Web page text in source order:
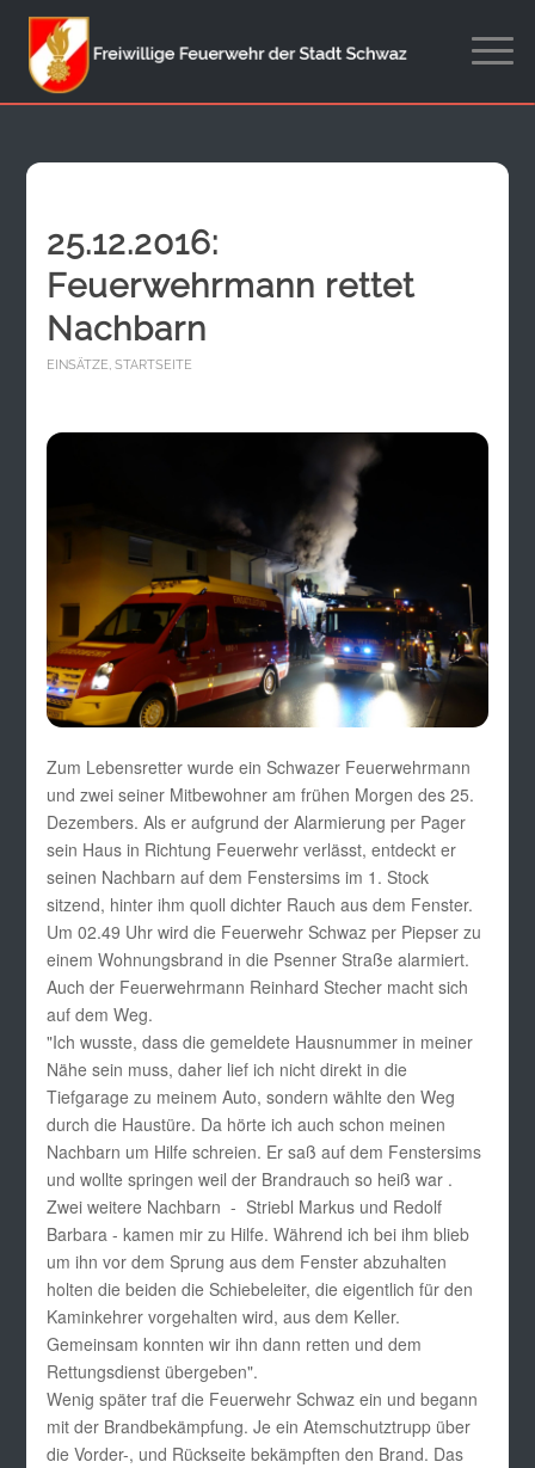
25.12.2016:
Feuerwehrmann rettet
Nachbarn
EINSÄTZE, STARTSEITE
Zum Lebensretter wurde ein Schwazer Feuerwehrmann
und zwei seiner Mitbewohner am frühen Morgen des 25.
Dezembers. Als er aufgrund der Alarmierung per Pager
sein Haus in Richtung Feuerwehr verlässt, entdeckt er
seinen Nachbarn auf dem Fenstersims im 1. Stock
sitzend, hinter ihm quoll dichter Rauch aus dem Fenster.
Um 02.49 Uhr wird die Feuerwehr Schwaz per Piepser zu
einem Wohnungsbrand in die Psenner Straße alarmiert.
Auch der Feuerwehrmann Reinhard Stecher macht sich
auf dem Weg.
"Ich wusste, dass die gemeldete Hausnummer in meiner
Nähe sein muss, daher lief ich nicht direkt in die
Tiefgarage zu meinem Auto, sondern wählte den Weg
durch die Haustüre. Da hörte ich auch schon meinen
Nachbarn um Hilfe schreien. Er saß auf dem Fenstersims
und wollte springen weil der Brandrauch so heiß war .
Zwei weitere Nachbarn - Striebl Markus und Redolf
Barbara - kamen mir zu Hilfe. Während ich bei ihm blieb
um ihn vor dem Sprung aus dem Fenster abzuhalten
holten die beiden die Schiebeleiter, die eigentlich für den
Kaminkehrer vorgehalten wird, aus dem Keller.
Gemeinsam konnten wir ihn dann retten und dem
Rettungsdienst übergeben".
Wenig später traf die Feuerwehr Schwaz ein und begann
mit der Brandbekämpfung. Je ein Atemschutztrupp über
die Vorder-, und Rückseite bekämpften den Brand. Das